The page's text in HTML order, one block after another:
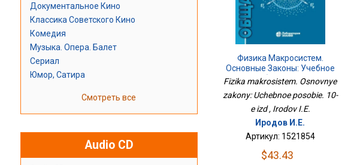
Документальное Кино
Классика Советского Кино
Комедия
Музыка. Опера. Балет
Сериал
Юмор, Сатира
Смотреть все
Audio CD
Физика Макросистем.
Основные Законы: Учебное
Пособие. 10-Е Изд
Fizika makrosistem. Osnovnye
zakony: Uchebnoe posobie. 10-
e izd , Irodov I.E.
Иродов И.Е.
Артикул: 1521854
$43.43